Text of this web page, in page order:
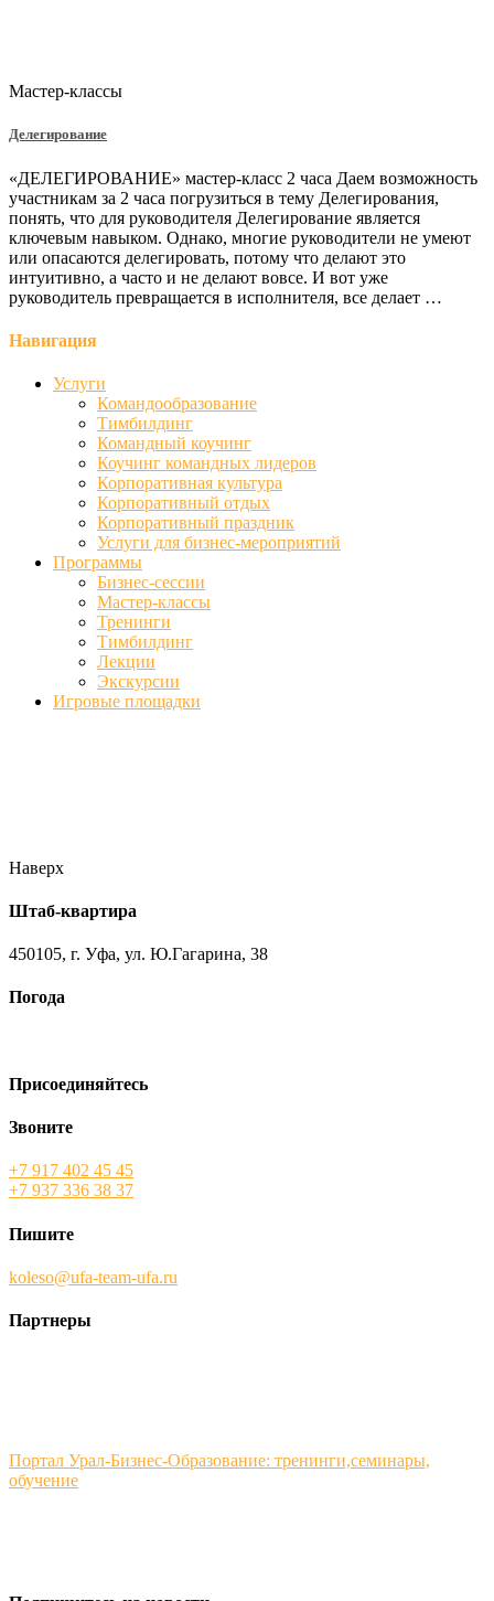
Мастер-классы
Делегирование
«ДЕЛЕГИРОВАНИЕ» мастер-класс 2 часа Даем возможность
участникам за 2 часа погрузиться в тему Делегирования,
понять, что для руководителя Делегирование является
ключевым навыком. Однако, многие руководители не умеют
или опасаются делегировать, потому что делают это
интуитивно, а часто и не делают вовсе. И вот уже
руководитель превращается в исполнителя, все делает …
Навигация
Услуги
Командообразование
Тимбилдинг
Командный коучинг
Коучинг командных лидеров
Корпоративная культура
Корпоративный отдых
Корпоративный праздник
Услуги для бизнес-мероприятий
Программы
Бизнес-сессии
Мастер-классы
Тренинги
Тимбилдинг
Лекции
Экскурсии
Игровые площадки
Наверх
Штаб-квартира
450105, г. Уфа, ул. Ю.Гагарина, 38
Погода
Присоединяйтесь
Звоните
+7 917 402 45 45
+7 937 336 38 37
Пишите
koleso@ufa-team-ufa.ru
Партнеры
Портал Урал-Бизнес-Образование: тренинги,семинары,
обучение